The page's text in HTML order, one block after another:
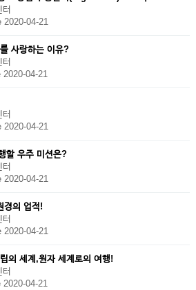
2020-04-21
사랑하는 이유?
2020-04-21
2020-04-21
할 우주 미션은?
2020-04-21
경의 업적!
2020-04-21
의 세계,원자 세계로의 여행!
2020-04-21